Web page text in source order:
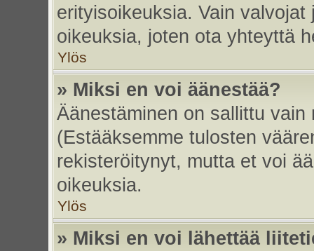
erityisoikeuksia. Vain
oikeuksia, joten ota yhteyttä
Ylös
» Miksi en voi äänestää?
Äänestäminen on sallittu
(Estääksemme tulosten
rekisteröitynyt, mutta et voi
oikeuksia.
Ylös
» Miksi en voi lähettää